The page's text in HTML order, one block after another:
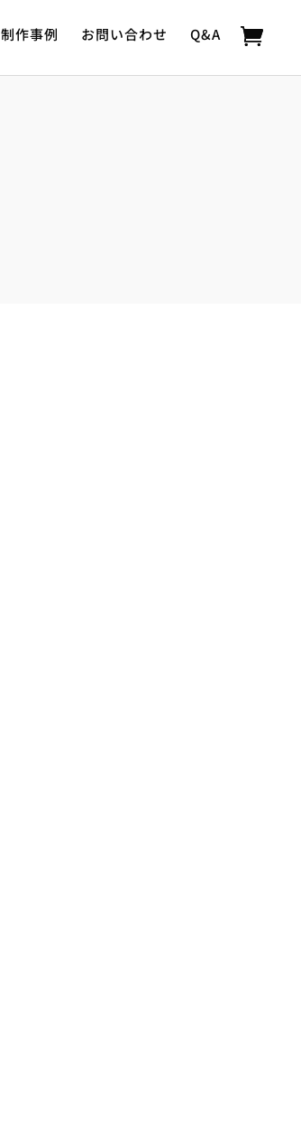
制作事例 お問い合わせ Q&A